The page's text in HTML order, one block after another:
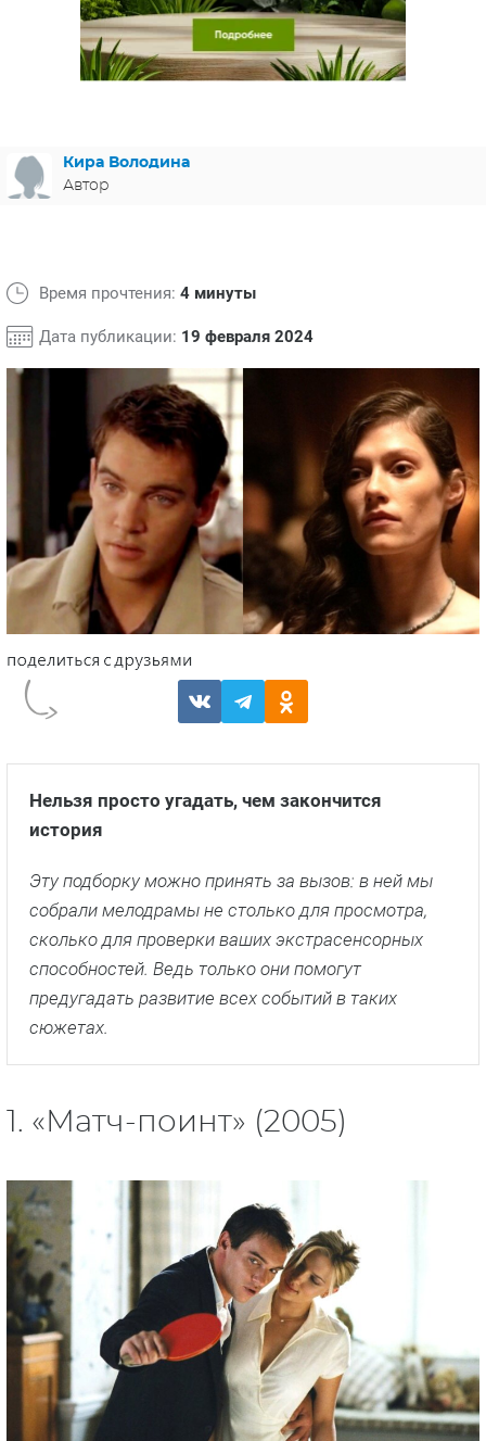
МЕЛОДРАМЫ
ИСПАНИЯ
ФРАНЦИЯ
СВЕТСКИЕ НОВОСТИ
Кира Володина
Автор
Время прочтения: 4 минуты
Дата публикации: 19 февраля 2024
Нельзя просто угадать, чем закончится
история
Эту подборку можно принять за вызов: в ней мы
собрали мелодрамы не столько для просмотра,
сколько для проверки ваших экстрасенсорных
способностей. Ведь только они помогут
предугадать развитие всех событий в таких
сюжетах.
1. «Матч-поинт» (2005)